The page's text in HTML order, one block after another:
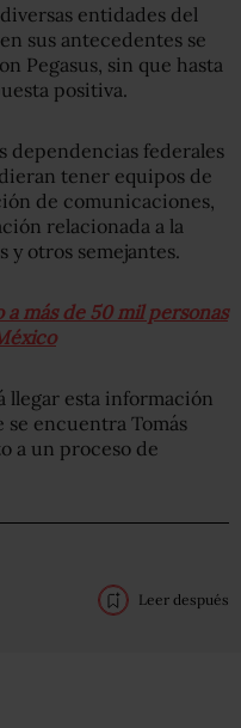
diversas entidades del
sus antecedentes se
Pegasus, sin que hasta
positiva.
dependencias federales
tener equipos de
de comunicaciones,
relacionada a la
y otros semejantes.
a más de 50 mil personas
llegar esta información
se encuentra Tomás
a un proceso de
Leer después